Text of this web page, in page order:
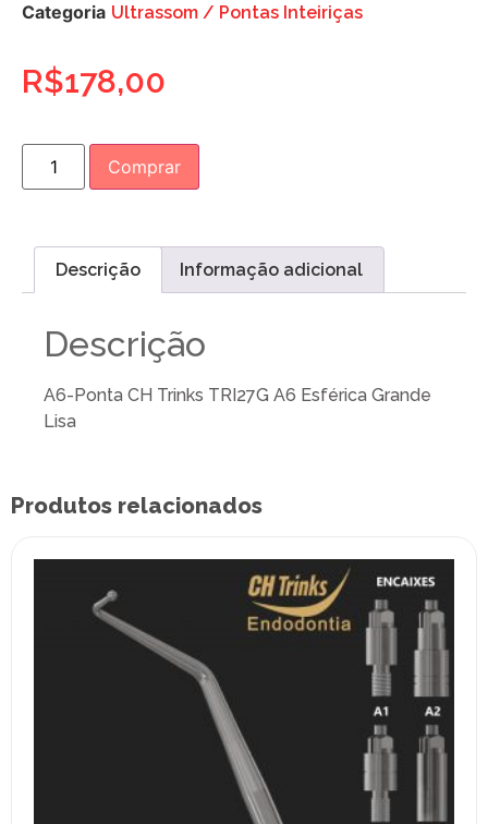
Categoria Ultrassom / Pontas Inteiriças
R$178,00
Comprar
Descrição Informação adicional
Descrição
A6-Ponta CH Trinks TRI27G A6 Esférica Grande
Lisa
Produtos relacionados